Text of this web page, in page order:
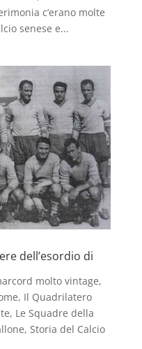
c’erano molte
senese e...
dell’esordio di
molto vintage,
, Il Quadrilatero
, Le Squadre della
, Storia del Calcio